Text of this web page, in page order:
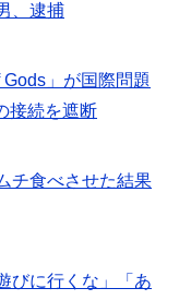
、逮捕
」が国際問題
接続を遮断
チ食べさせた結果
びに行くな」「あ